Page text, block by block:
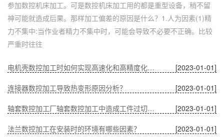
参加数控机床加工。可是数控机床加工用的都是重型设备，稍不留
神可能就造成后果。那样加工偏差的原因是什么？1.人为因素(1)精
力不集中:当作业者精力不集中时，可能会导致不必要不正确。比较
严重时往往
[2023-01-01]
电机壳数控加工时如何实现高速化和高精度化的问题？
[2023-01-01]
连接器数控加工导致热变形原因分析？
[2023-01-01]
轴套数控加工厂轴套数控加工中造成工件过切的原因？
[2023-01-01]
法兰数控加工在安装时的环境有哪些因素？